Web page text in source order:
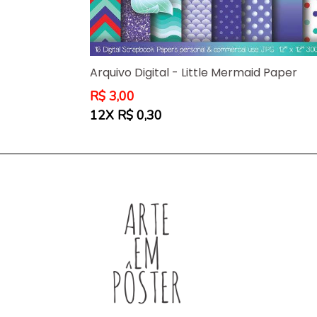
Arquivo Digital - Little Mermaid Paper
Preço
normal
R$ 3,00
12X R$ 0,30